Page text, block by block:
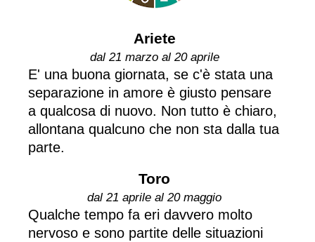
Ariete
dal 21 marzo al 20 aprile
E' una buona giornata, se c'è stata una
separazione in amore è giusto pensare
a qualcosa di nuovo. Non tutto è chiaro,
allontana qualcuno che non sta dalla tua
parte.
Toro
dal 21 aprile al 20 maggio
Qualche tempo fa eri davvero molto
nervoso e sono partite delle situazioni